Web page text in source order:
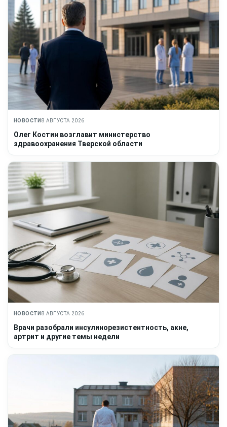
НОВОСТИ 8 АВГУСТА 2026
Олег Костин возглавит министерство
здравоохранения Тверской области
НОВОСТИ 8 АВГУСТА 2026
Врачи разобрали инсулинорезистентность, акне,
артрит и другие темы недели